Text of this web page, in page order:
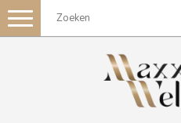
Toggle
navigation